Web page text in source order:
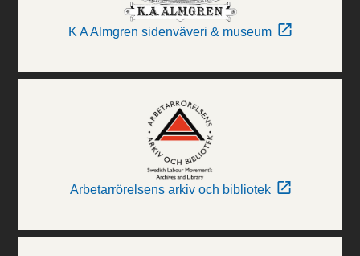
K A Almgren sidenväveri & museum
Arbetarrörelsens arkiv och bibliotek